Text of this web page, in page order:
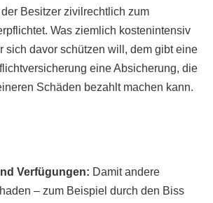
Besitzer zivilrechtlich zum
Was ziemlich kostenintensiv
sich davor schützen will, dem gibt eine
eine Absicherung, die
Schäden bezahlt machen kann.
Verfügungen: Damit andere
– zum Beispiel durch den Biss